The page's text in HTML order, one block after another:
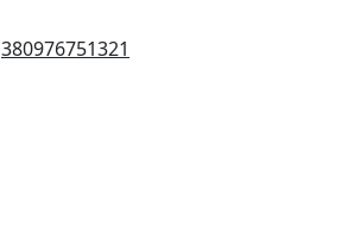
380976751321